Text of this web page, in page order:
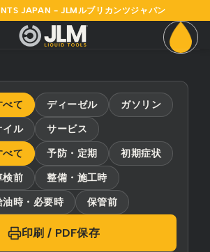
JAPAN - JLMルブリカンツジャパン
べて ディーゼル ガソリン
イル
サービス
べて 予防・定期 初期症状
検前 整備・施工時
油時・必要時 保管前
印刷 / PDF保存